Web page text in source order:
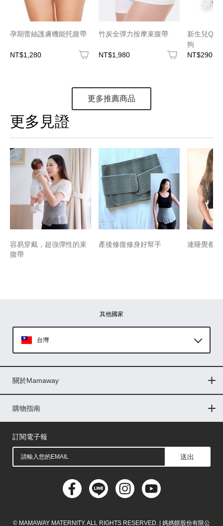
孕期蕾絲護膚機能托腹帶
NT$1,280
竹炭全彈力按摩束腹帶
NT$1,980
新生兒Q彈
狗
NT$290
更多推薦商品
更多見證
容易穿戴，超強彈性的束
腹帶
產後修復修身好幫手 連睡覺都
其他國家
台灣
印尼
菲律賓
馬來西亞
關於Mamaway
門市據點
最新消息
品牌故事
人力招募
媒體花絮
隱私權聲明
CSR企業社會責任
購物指南
購物常見問題
退換貨問題
儲值金使用條款
購買儲值金
發票問題
會員權益
線上留言
吸乳器-免費體驗
訂閱電子報
送出
© MAMAWAY MATERNITY. ALL RIGHTS RESERVED. | 媽媽餵股份有限公